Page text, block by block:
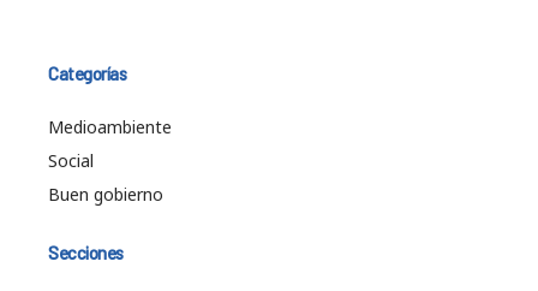
Categorías
Medioambiente
Social
Buen gobierno
Secciones